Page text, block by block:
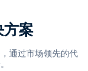
方案
通过市场领先的代